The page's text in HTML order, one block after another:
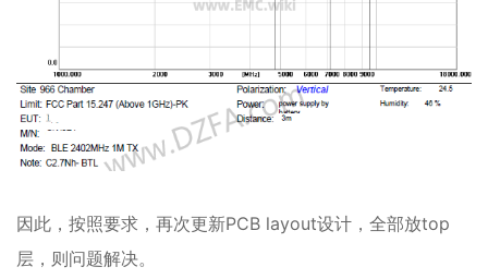
因此，按照要求，再次更新PCB layout设计，全部放top
层，则问题解决。